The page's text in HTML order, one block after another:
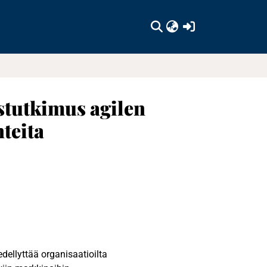
agilen
organisaatioilta